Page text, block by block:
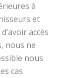
à
et
accès
nous ne
nous
cas